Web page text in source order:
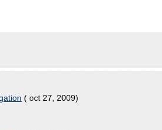
( oct 27, 2009)